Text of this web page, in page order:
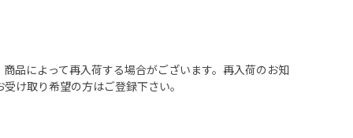
品によって再入荷する場合がございます。再入荷のお知
け取り希望の方はご登録下さい。